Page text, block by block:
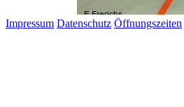
Impressum Datenschutz Öffnungszeiten